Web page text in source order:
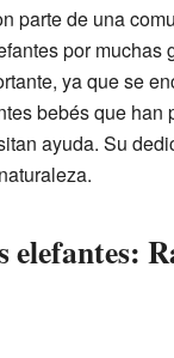
parte de una
por muchas
ya que se
bebés que han
ayuda. Su
elefantes: